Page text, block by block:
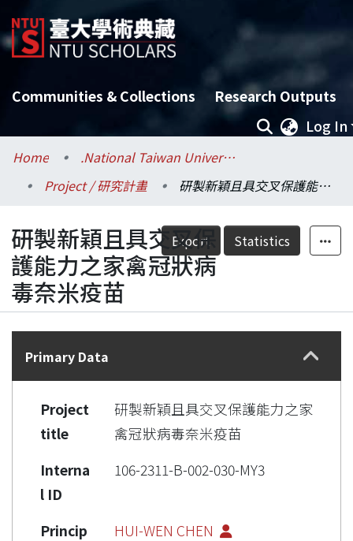
Communities & Collections
Research Outputs
Log In
Home
.National Taiwan University / 國立臺灣大學
Project / 研究計畫
研製新穎且具交叉保護能力之家禽冠狀病毒奈米疫苗
Export Statistics
研製新穎且具交叉保
護能力之家禽冠狀病
毒奈米疫苗
Details
Primary Data
Project
title
研製新穎且具交叉保護能力之家
禽冠狀病毒奈米疫苗
Interna
l ID
106-2311-B-002-030-MY3
Princip
HUI-WEN CHEN